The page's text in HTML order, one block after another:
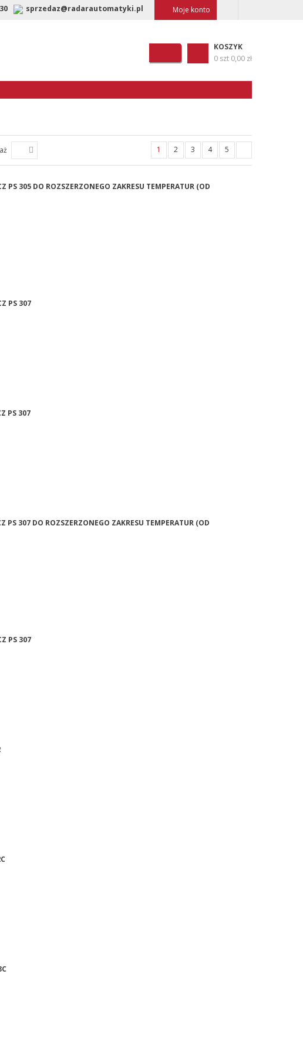
sprzedaz@radarautomatyki.pl Moje konto
KOSZYK
0 szt 0,00 zł
1 2 3 4 5
PS 305 DO ROZSZERZONEGO ZAKRESU TEMPERATUR (OD
PS 307
PS 307
PS 307 DO ROZSZERZONEGO ZAKRESU TEMPERATUR (OD
PS 307